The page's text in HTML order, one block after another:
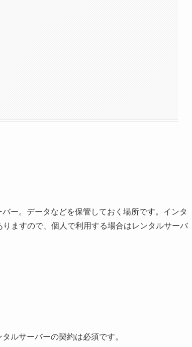
ー。データなどを保管しておく場所です。インタ
ますので、個人で利用する場合はレンタルサーバ
ルサーバーの契約は必須です。